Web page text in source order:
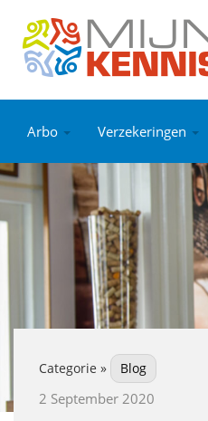
Arbo Verzekeringen
Categorie » Blog
2 September 2020